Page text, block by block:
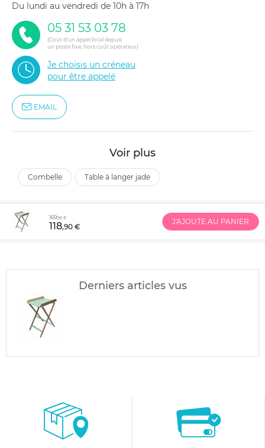
du lundi au vendredi de 10h à 17h
05 31 53 03 78
(Coût d'un appel local depuis
un poste fixe, hors coût opérateur)
Je choisis un créneau
pour être appelé
EMAIL
Voir plus
combelle table à langer jade
169,90 €
118,90 €
J'AJOUTE AU PANIER
Derniers articles vus